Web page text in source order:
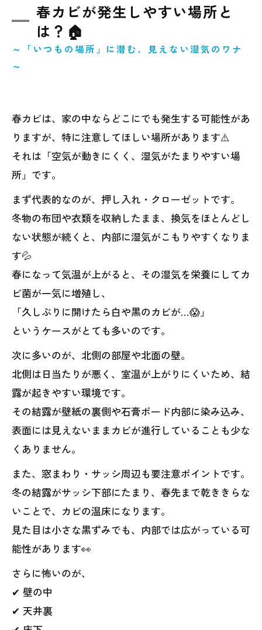
春カビが発生しやすい場所と
は？🏠
～「いつもの場所」に潜む、見えない湿気のワナ
～
春カビは、家の中ならどこにでも発生する可能性があ
りますが、特に注意してほしい場所があります⚠️
それは「空気が動きにくく、湿気がたまりやすい場
所」です。
まず代表的なのが、押し入れ・クローゼットです。
冬物の布団や衣類を収納したまま、換気をほとんどし
ない状態が続くと、内部に湿気がこもりやすくなりま
す💦
春になって気温が上がると、その湿気を栄養にしてカ
ビ菌が一気に増殖し、
「久しぶりに開けたら白や黒のカビが…😱」
というケースがとても多いのです。
次に多いのが、北側の部屋や北面の壁。
北側は日当たりが悪く、室温が上がりにくいため、結
露が起きやすい環境です。
その結露が壁紙の裏側や石膏ボード内部に染み込み、
表面には見えないままカビが進行していることも少な
くありません。
また、窓まわり・サッシ周辺も要注意ポイントです。
冬の結露がサッシ下部にたまり、春先まで乾ききらな
いことで、カビの温床になります。
見た目は小さな黒ずみでも、内部では広がっている可
能性があります👀
さらに怖いのが、
✔ 壁の中
✔ 天井裏